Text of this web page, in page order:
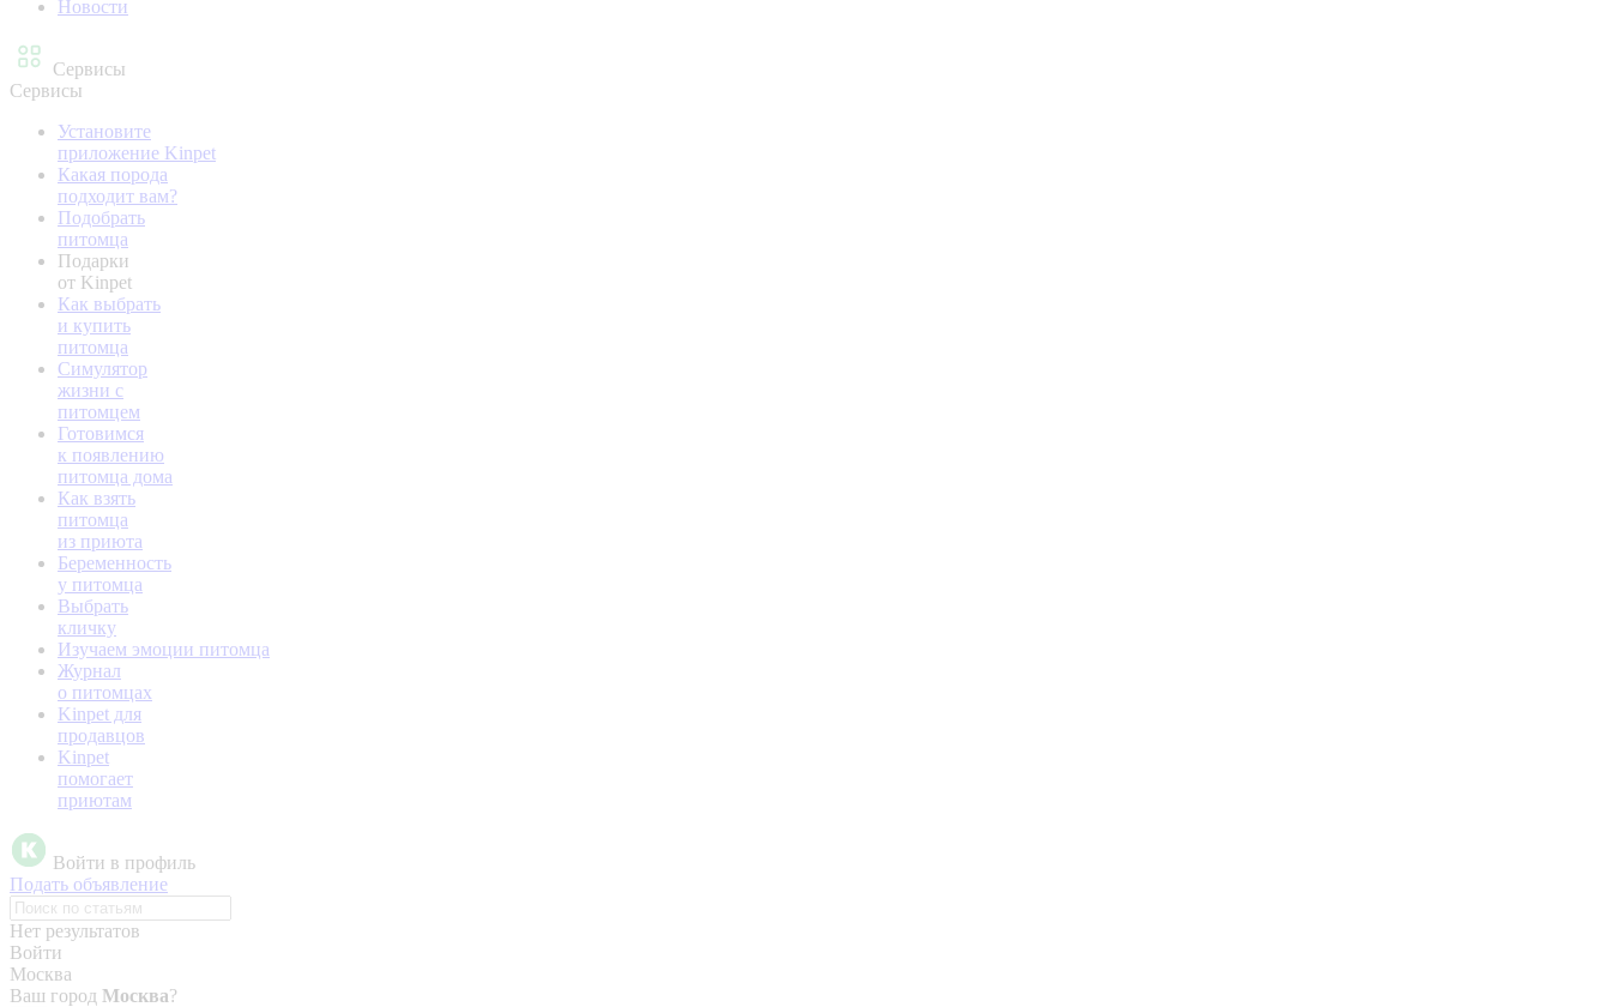
Новости
Сервисы
Сервисы
Установите
приложение Kinpet
Какая порода
подходит вам?
Подобрать
питомца
Подарки
от Kinpet
Как выбрать
и купить
питомца
Симулятор
жизни с
питомцем
Готовимся
к появлению
питомца дома
Как взять
питомца
из приюта
Беременность
у питомца
Выбрать
кличку
Изучаем эмоции питомца
Журнал
о питомцах
Kinpet для
продавцов
Kinpet
помогает
приютам
Войти в профиль
Подать объявление
Нет результатов
Войти
Москва
Ваш город Москва?